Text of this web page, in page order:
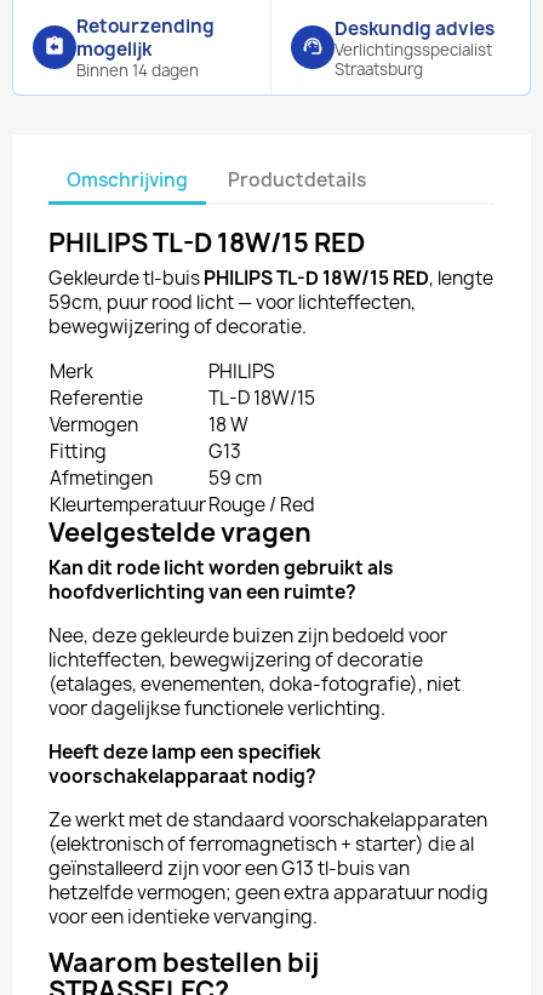
assignment_return
Retourzending
mogelijk
Binnen 14 dagen
support_agent
Deskundig advies
Verlichtingsspecialist
Straatsburg
Omschrijving Productdetails
PHILIPS TL-D 18W/15 RED
Gekleurde tl-buisPHILIPS TL-D 18W/15 RED, lengte
59cm, puur rood licht — voor lichteffecten,
bewegwijzering of decoratie.
Merk
PHILIPS
Referentie
TL-D 18W/15
Vermogen
18 W
Fitting
G13
Afmetingen
59 cm
KleurtemperatuurRouge / Red
Veelgestelde vragen
Kan dit rode licht worden gebruikt als
hoofdverlichting van een ruimte?
Nee, deze gekleurde buizen zijn bedoeld voor
lichteffecten, bewegwijzering of decoratie
(etalages, evenementen, doka-fotografie), niet
voor dagelijkse functionele verlichting.
Heeft deze lamp een specifiek
voorschakelapparaat nodig?
Ze werkt met de standaard voorschakelapparaten
(elektronisch of ferromagnetisch + starter) die al
geïnstalleerd zijn voor een G13 tl-buis van
hetzelfde vermogen; geen extra apparatuur nodig
voor een identieke vervanging.
Waarom bestellen bij